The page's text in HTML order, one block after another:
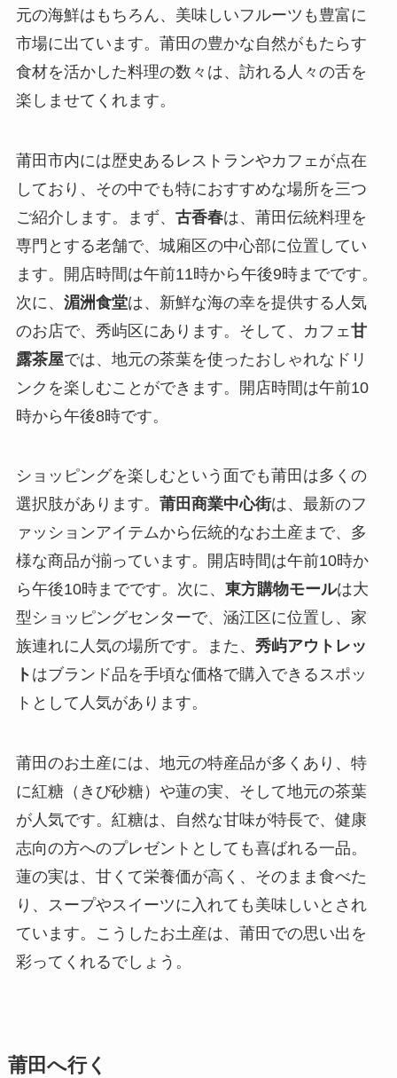
元の海鮮はもちろん、美味しいフルーツも豊富に
市場に出ています。莆田の豊かな自然がもたらす
食材を活かした料理の数々は、訪れる人々の舌を
楽しませてくれます。
莆田市内には歴史あるレストランやカフェが点在
しており、その中でも特におすすめな場所を三つ
ご紹介します。まず、 古香春は、莆田伝統料理を
専門とする老舗で、城廂区の中心部に位置してい
ます。開店時間は午前11時から午後9時までです。
次に、 湄洲食堂は、新鮮な海の幸を提供する人気
のお店で、秀屿区にあります。そして、カフェ甘
露茶屋では、地元の茶葉を使ったおしゃれなドリ
ンクを楽しむことができます。開店時間は午前10
時から午後8時です。
ショッピングを楽しむという面でも莆田は多くの
選択肢があります。 莆田商業中心街は、最新のフ
ァッションアイテムから伝統的なお土産まで、多
様な商品が揃っています。開店時間は午前10時か
ら午後10時までです。次に、 東方購物モールは大
型ショッピングセンターで、涵江区に位置し、家
族連れに人気の場所です。また、 秀屿アウトレッ
ト はブランド品を手頃な価格で購入できるスポッ
トとして人気があります。
莆田のお土産には、地元の特産品が多くあり、特
に紅糖（きび砂糖）や蓮の実、そして地元の茶葉
が人気です。紅糖は、自然な甘味が特長で、健康
志向の方へのプレゼントとしても喜ばれる一品。
蓮の実は、甘くて栄養価が高く、そのまま食べた
り、スープやスイーツに入れても美味しいとされ
ています。こうしたお土産は、莆田での思い出を
彩ってくれるでしょう。
莆田へ行く